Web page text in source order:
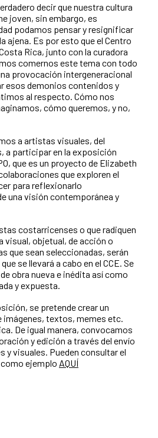
decir que nuestra cultura
joven, sin embargo, es
podamos pensar y resignificar
ajena. Es por esto que el Centro
Rica, junto con la curadora
comernos este tema con todo
provocación intergeneracional
esos demonios contenidos y
al respecto. Cómo nos
cómo queremos, y no,
a artistas visuales, del
a participar en la exposición
que es un proyecto de Elizabeth
que exploren el
para reflexionarlo
una visión contemporánea y
costarricenses o que radiquen
visual, objetual, de acción o
que sean seleccionadas, serán
se llevará a cabo en el CCE. Se
obra nueva e inédita así como
y expuesta.
se pretende crear un
textos, memes etc.
De igual manera, convocamos
y edición a través del envío
y visuales. Pueden consultar el
como ejemplo AQUÍ